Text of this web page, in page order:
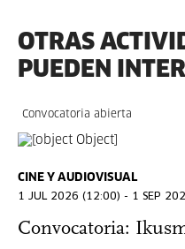
OTRAS
PUEDEN
Convocatoria abierta
CINE Y AUDIOVISUAL
1 JUL 2026 (12:00) - 1 SEP
Convocatoria: